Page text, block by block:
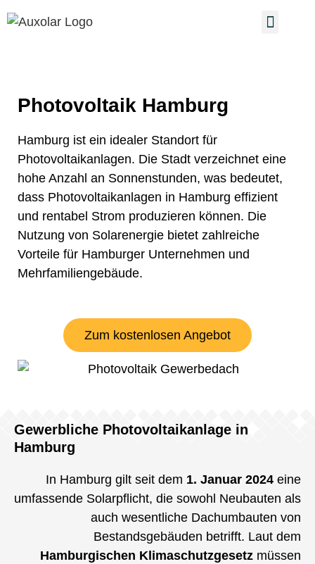
Photovoltaik Hamburg
Hamburg ist ein idealer Standort für
Photovoltaikanlagen. Die Stadt verzeichnet eine
hohe Anzahl an Sonnenstunden, was bedeutet,
dass Photovoltaikanlagen in Hamburg effizient
und rentabel Strom produzieren können. Die
Nutzung von Solarenergie bietet zahlreiche
Vorteile für Hamburger Unternehmen und
Mehrfamiliengebäude.
Zum kostenlosen Angebot
Gewerbliche Photovoltaikanlage in
Hamburg
In Hamburg gilt seit dem 1. Januar 2024 eine
umfassende Solarpflicht, die sowohl Neubauten als
auch wesentliche Dachumbauten von
Bestandsgebäuden betrifft. Laut dem
Hamburgischen Klimaschutzgesetz müssen